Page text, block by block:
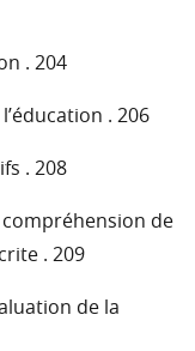
. 204
. 206
. 208
compréhension de
. 209
de la